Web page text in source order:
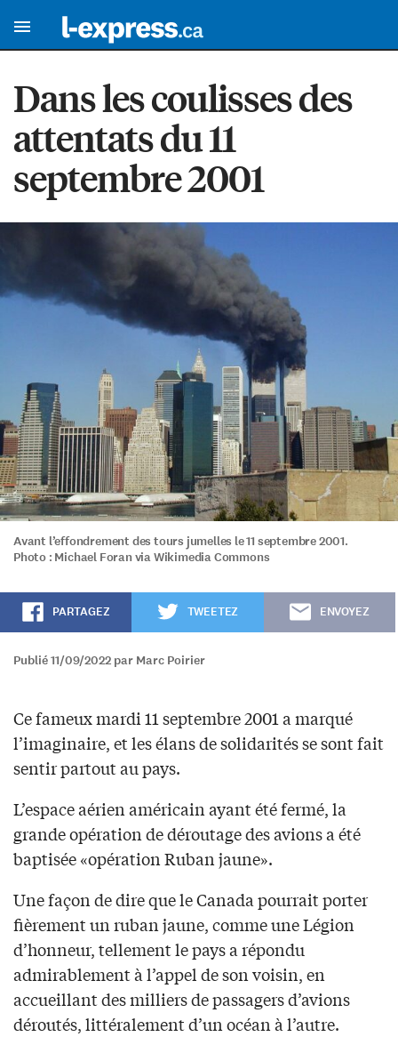
Dans les coulisses des
attentats du 11
septembre 2001
Avant l’effondrement des tours jumelles le 11 septembre 2001.
Photo : Michael Foran via Wikimedia Commons
PARTAGEZ TWEETEZ ENVOYEZ
Publié 11/09/2022 par Marc Poirier
Ce fameux mardi 11 septembre 2001 a marqué
l’imaginaire, et les élans de solidarités se sont fait
sentir partout au pays.
L’espace aérien américain ayant été fermé, la
grande opération de déroutage des avions a été
baptisée «opération Ruban jaune».
Une façon de dire que le Canada pourrait porter
fièrement un ruban jaune, comme une Légion
d’honneur, tellement le pays a répondu
admirablement à l’appel de son voisin, en
accueillant des milliers de passagers d’avions
déroutés, littéralement d’un océan à l’autre.